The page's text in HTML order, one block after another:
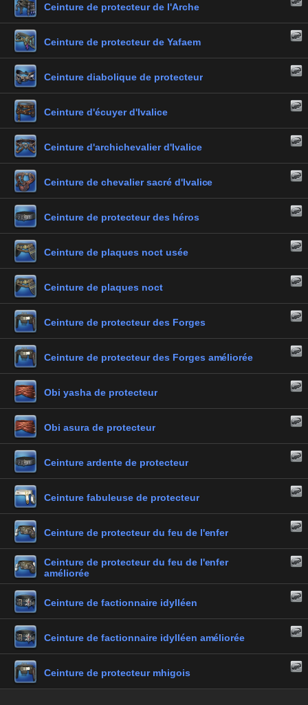
Ceinture de protecteur de l'Arche
Ceinture de protecteur de Yafaem
Ceinture diabolique de protecteur
Ceinture d'écuyer d'Ivalice
Ceinture d'archichevalier d'Ivalice
Ceinture de chevalier sacré d'Ivalice
Ceinture de protecteur des héros
Ceinture de plaques noct usée
Ceinture de plaques noct
Ceinture de protecteur des Forges
Ceinture de protecteur des Forges améliorée
Obi yasha de protecteur
Obi asura de protecteur
Ceinture ardente de protecteur
Ceinture fabuleuse de protecteur
Ceinture de protecteur du feu de l'enfer
Ceinture de protecteur du feu de l'enfer
améliorée
Ceinture de factionnaire idylléen
Ceinture de factionnaire idylléen améliorée
Ceinture de protecteur mhigois